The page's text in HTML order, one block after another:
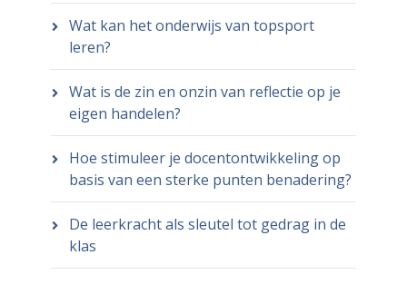
Wat kan het onderwijs van topsport
leren?
Wat is de zin en onzin van reflectie op je
eigen handelen?
Hoe stimuleer je docentontwikkeling op
basis van een sterke punten benadering?
De leerkracht als sleutel tot gedrag in de
klas